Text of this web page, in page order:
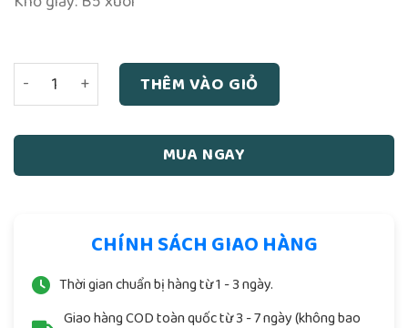
Binh Thơ Tôn Tử Quyển Thượng (NXB Khai Trí 1973) -
THÊM VÀO GIỎ
MUA NGAY
CHÍNH SÁCH GIAO HÀNG
Thời gian chuẩn bị hàng từ 1 - 3 ngày.
Giao hàng COD toàn quốc từ 3 - 7 ngày (không bao